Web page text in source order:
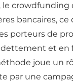
le
bancaires,
porteurs de
et en
joue un
par une